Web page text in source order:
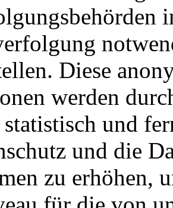
Diese
werden
statistisch und
und die
zu erhöhen,